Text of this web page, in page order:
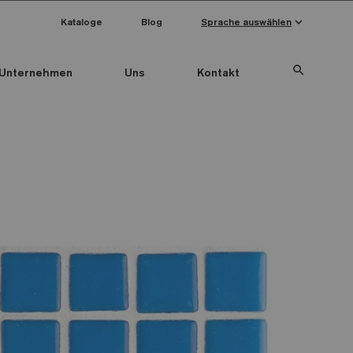
Unternehmen Uns Kontakt search
Kataloge Blog Sprache auswählen keyboard_arrow_down